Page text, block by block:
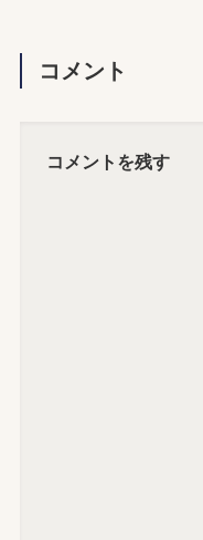
コメント
コメントを残す